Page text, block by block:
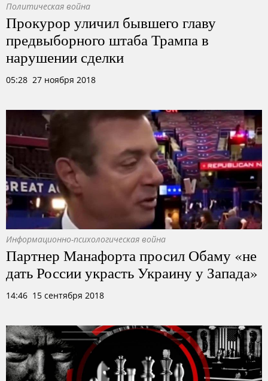
Политическая война
Прокурор уличил бывшего главу
предвыборного штаба Трампа в
нарушении сделки
05:28 27 ноября 2018
Информационно-психологическая война
Партнер Манафорта просил Обаму «не
дать России украсть Украину у Запада»
14:46 15 сентября 2018